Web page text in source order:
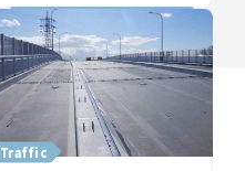
路計画】
Traffic